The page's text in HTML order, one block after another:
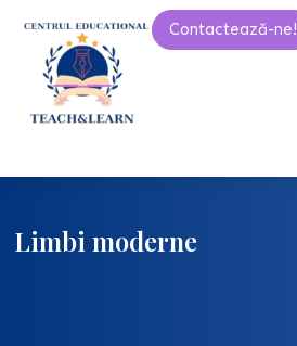
content
Contactează-ne!
Limbi moderne